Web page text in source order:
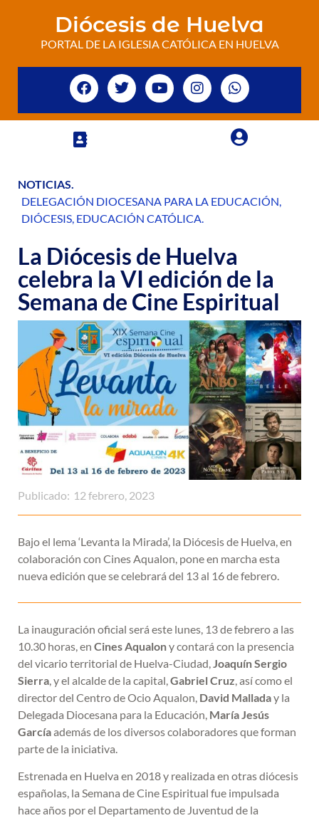
Diócesis de Huelva
PORTAL DE LA IGLESIA CATÓLICA EN HUELVA
NOTICIAS.
DELEGACIÓN DIOCESANA PARA LA EDUCACIÓN,
DIÓCESIS, EDUCACIÓN CATÓLICA.
La Diócesis de Huelva
celebra la VI edición de la
Semana de Cine Espiritual
Publicado: 12 febrero, 2023
Bajo el lema ‘Levanta la Mirada’, la Diócesis de Huelva, en
colaboración con Cines Aqualon, pone en marcha esta
nueva edición que se celebrará del 13 al 16 de febrero.
La inauguración oficial será este lunes, 13 de febrero a las
10.30 horas, en Cines Aqualony contará con la presencia
del vicario territorial de Huelva-Ciudad,Joaquín Sergio
Sierra, y el alcalde de la capital,GabrielCruz, así como el
director del Centro de Ocio Aqualon, David Malladay la
Delegada Diocesana para la Educación, María Jesús
Garcíaademás de los diversos colaboradores que forman
parte de la iniciativa.
Estrenada en Huelva en 2018 y realizada en otras diócesis
españolas, la Semana de Cine Espiritual fue impulsada
hace años por el Departamento de Juventud de la